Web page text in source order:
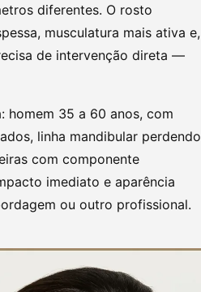
diferentes. O rosto
musculatura mais ativa e,
de intervenção direta —
homem 35 a 60 anos, com
linha mandibular perdendo
com componente
imediato e aparência
ou outro profissional.